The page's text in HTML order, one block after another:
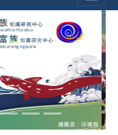
下一張